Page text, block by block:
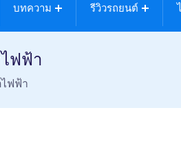
บทความ รีวิวรถยนต์
ฟฟ้า
ฟฟ้า